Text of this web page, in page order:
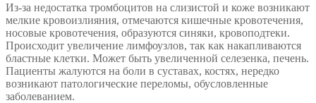
Из-за недостатка тромбоцитов на слизистой и коже возникают
мелкие кровоизлияния, отмечаются кишечные кровотечения,
носовые кровотечения, образуются синяки, кровоподтеки.
Происходит увеличение лимфоузлов, так как накапливаются
бластные клетки. Может быть увеличенной селезенка, печень.
Пациенты жалуются на боли в суставах, костях, нередко
возникают патологические переломы, обусловленные
заболеванием.